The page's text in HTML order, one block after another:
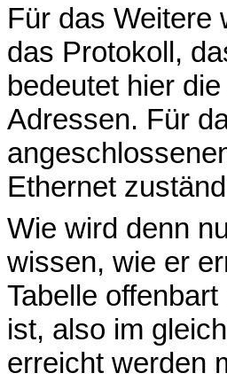
Für das Weitere
das Protokoll,
bedeutet hier
Adressen. Für
Ethernet
Wie wird denn
wissen, wie er
Tabelle
ist, also im
erreicht werden